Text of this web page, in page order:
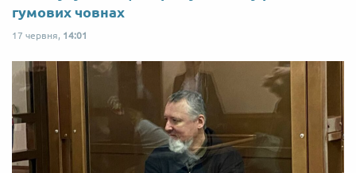
гумових човнах
17 червня, 14:01